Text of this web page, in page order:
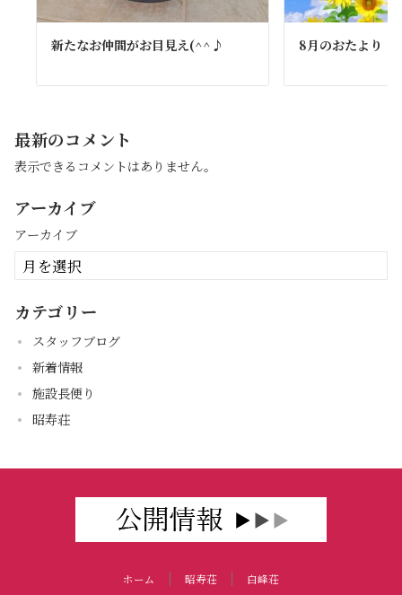
新たなお仲間がお目見え(^^♪ 8月のおたより
最新のコメント
表示できるコメントはありません。
アーカイブ
アーカイブ
カテゴリー
スタッフブログ
新着情報
施設長便り
昭寿荘
ホーム 昭寿荘 白峰荘